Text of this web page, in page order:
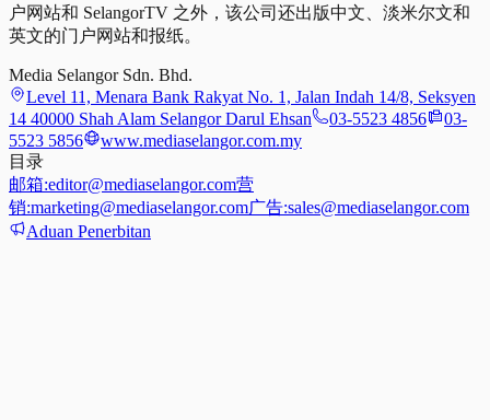
户网站和 SelangorTV 之外，该公司还出版中文、淡米尔文和
英文的门户网站和报纸。
Media Selangor Sdn. Bhd.
Level 11, Menara Bank Rakyat No. 1, Jalan Indah 14/8, Seksyen
14 40000 Shah Alam Selangor Darul Ehsan
03-5523 4856
03-
5523 5856
www.mediaselangor.com.my
目录
邮箱:editor@mediaselangor.com营
销:marketing@mediaselangor.com广告:sales@mediaselangor.com
Aduan Penerbitan